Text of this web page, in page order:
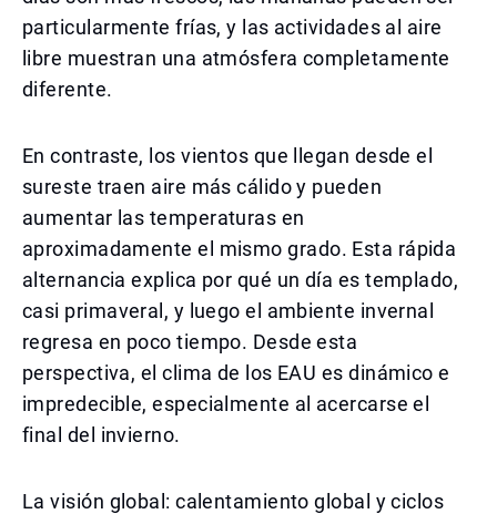
particularmente frías, y las actividades al aire
libre muestran una atmósfera completamente
diferente.
En contraste, los vientos que llegan desde el
sureste traen aire más cálido y pueden
aumentar las temperaturas en
aproximadamente el mismo grado. Esta rápida
alternancia explica por qué un día es templado,
casi primaveral, y luego el ambiente invernal
regresa en poco tiempo. Desde esta
perspectiva, el clima de los EAU es dinámico e
impredecible, especialmente al acercarse el
final del invierno.
La visión global: calentamiento global y ciclos